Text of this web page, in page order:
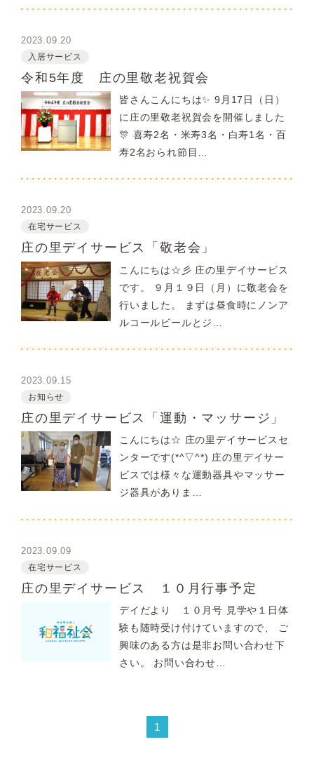
2023.09.20
入居サービス
令和5年度 庄の里敬老祝賀会
皆さんこんにちは✨ 9月17日（日）
に庄の里敬老祝賀会を開催しました
🎊 喜寿2名・米寿3名・白寿1名・百
寿2名おられ節目…
2023.09.20
在宅サービス
庄の里デイサービス「敬老会」
こんにちは☆彡 庄の里デイサービス
です。 ９月１９日（月）に敬老会を
行いました。 まずは昼食時にノンア
ルコールビールとジ…
2023.09.15
お知らせ
庄の里デイサービス「運動・マッサージ」
こんにちは☆ 庄の里デイサービスセ
ンターです(*^▽^*) 庄の里デイサー
ビスでは様々な運動器具やマッサー
ジ器具がありま…
2023.09.09
在宅サービス
庄の里デイサービス １０月行事予定
デイだより １０月号 見学や１日体
験も随時受け付けていますので、 ご
興味のある方は是非お問い合わせ下
さい。 お問い合わせ…
1